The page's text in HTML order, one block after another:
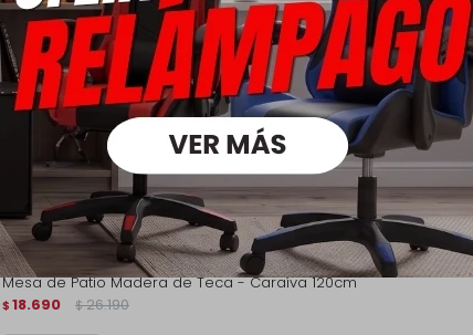
Mesa de Patio Madera de Teca - Caraíva 120cm
$ 18.690 $ 26.190